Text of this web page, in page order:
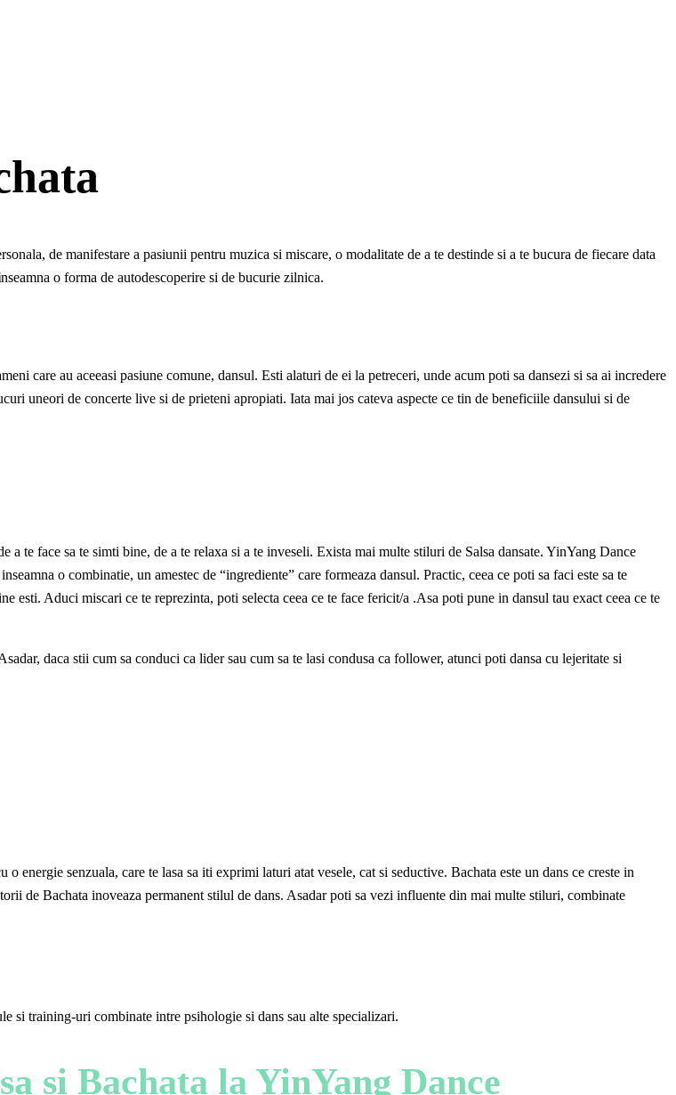
de manifestare a pasiunii pentru muzica si miscare, o modalitate de a te destinde si a te bucura de fiecare data
nseamna o forma de autodescoperire si de bucurie zilnica.
care au aceeasi pasiune comune, dansul. Esti alaturi de ei la petreceri, unde acum poti sa dansezi si sa ai incredere
uneori de concerte live si de prieteni apropiati. Iata mai jos cateva aspecte ce tin de beneficiile dansului si de
te face sa te simti bine, de a te relaxa si a te inveseli. Exista mai multe stiluri de Salsa dansate. YinYang Dance
o combinatie, un amestec de “ingrediente” care formeaza dansul. Practic, ceea ce poti sa faci este sa te
Aduci miscari ce te reprezinta, poti selecta ceea ce te face fericit/a .Asa poti pune in dansul tau exact ceea ce te
daca stii cum sa conduci ca lider sau cum sa te lasi condusa ca follower, atunci poti dansa cu lejeritate si
energie senzuala, care te lasa sa iti exprimi laturi atat vesele, cat si seductive. Bachata este un dans ce creste in
de Bachata inoveaza permanent stilul de dans. Asadar poti sa vezi influente din mai multe stiluri, combinate
si training-uri combinate intre psihologie si dans sau alte specializari.
si Bachata la YinYang Dance